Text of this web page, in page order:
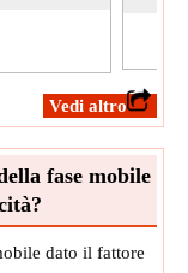
​Vedi altro
fase mobile
dato il fattore